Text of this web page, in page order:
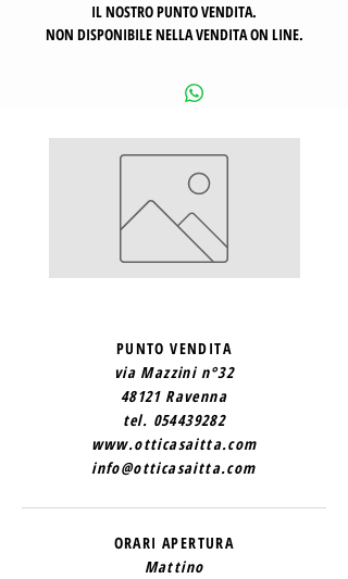
IL NOSTRO PUNTO VENDITA.
NON DISPONIBILE NELLA VENDITA ON LINE.
PUNTO VENDITA
via Mazzini n°32
48121 Ravenna
tel. 054439282
www.otticasaitta.com
info@otticasaitta.com
ORARI APERTURA
Mattino